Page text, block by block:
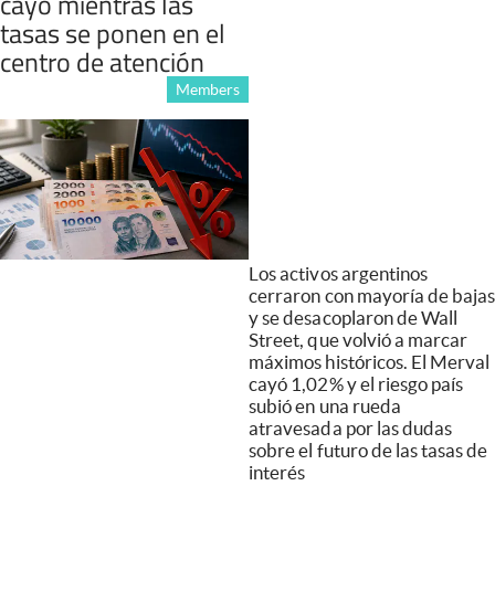
tasas se ponen en el
centro de atención
Members
Los activos argentinos
cerraron con mayoría de bajas
y se desacoplaron de Wall
Street, que volvió a marcar
máximos históricos. El Merval
cayó 1,02% y el riesgo país
subió en una rueda
atravesada por las dudas
sobre el futuro de las tasas de
interés